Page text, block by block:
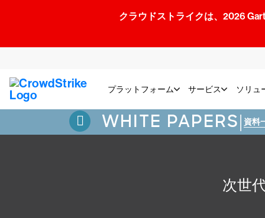
クラウドストライクは、2026
プラットフォーム サービス ソリュ
WHITE PAPERS| 資料
次世